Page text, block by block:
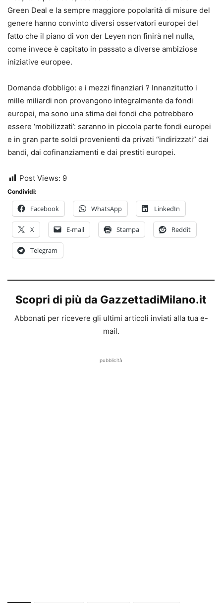
Green Deal e la sempre maggiore popolarità di misure del
genere hanno convinto diversi osservatori europei del
fatto che il piano di von der Leyen non finirà nel nulla,
come invece è capitato in passato a diverse ambiziose
iniziative europee.
Domanda d’obbligo: e i mezzi finanziari ? Innanzitutto i
mille miliardi non provengono integralmente da fondi
europei, ma sono una stima dei fondi che potrebbero
essere ‘mobilizzati’: saranno in piccola parte fondi europei
e in gran parte soldi provenienti da privati “indirizzati” dai
bandi, dai cofinanziamenti e dai prestiti europei.
Post Views: 9
Condividi:
Facebook WhatsApp LinkedIn
X E-mail Stampa Reddit
Telegram
Scopri di più da GazzettadiMilano.it
Abbonati per ricevere gli ultimi articoli inviati alla tua e-
mail.
pubblicità